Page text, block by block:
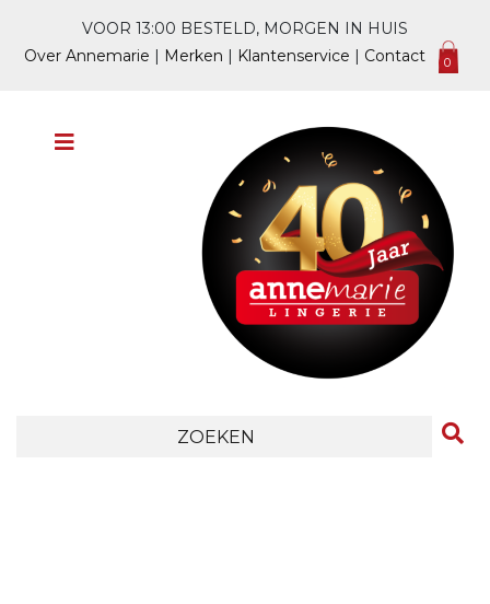
VOOR 13:00 BESTELD, MORGEN IN HUIS
Over Annemarie | Merken | Klantenservice | Contact 0